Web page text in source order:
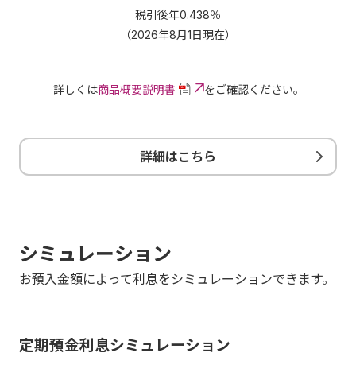
税引後年0.438％
（2026年8月1日現在）
詳しくは商品概要説明書 をご確認ください。
詳細はこちら
シミュレーション
お預入金額によって利息をシミュレーションできます。
定期預金利息シミュレーション